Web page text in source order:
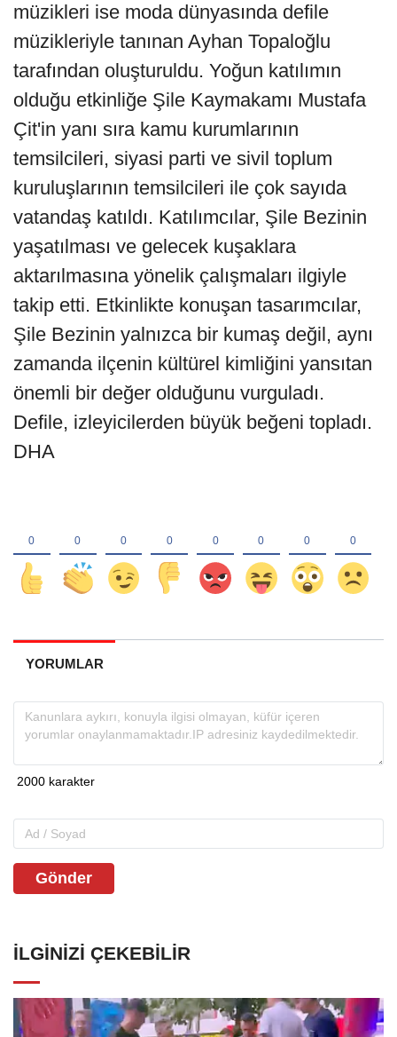
müzikleri ise moda dünyasında defile
müzikleriyle tanınan Ayhan Topaloğlu
tarafından oluşturuldu. Yoğun katılımın
olduğu etkinliğe Şile Kaymakamı Mustafa
Çit'in yanı sıra kamu kurumlarının
temsilcileri, siyasi parti ve sivil toplum
kuruluşlarının temsilcileri ile çok sayıda
vatandaş katıldı. Katılımcılar, Şile Bezinin
yaşatılması ve gelecek kuşaklara
aktarılmasına yönelik çalışmaları ilgiyle
takip etti. Etkinlikte konuşan tasarımcılar,
Şile Bezinin yalnızca bir kumaş değil, aynı
zamanda ilçenin kültürel kimliğini yansıtan
önemli bir değer olduğunu vurguladı.
Defile, izleyicilerden büyük beğeni topladı.
DHA
YORUMLAR
Gönder
İLGINIZI ÇEKEBILIR